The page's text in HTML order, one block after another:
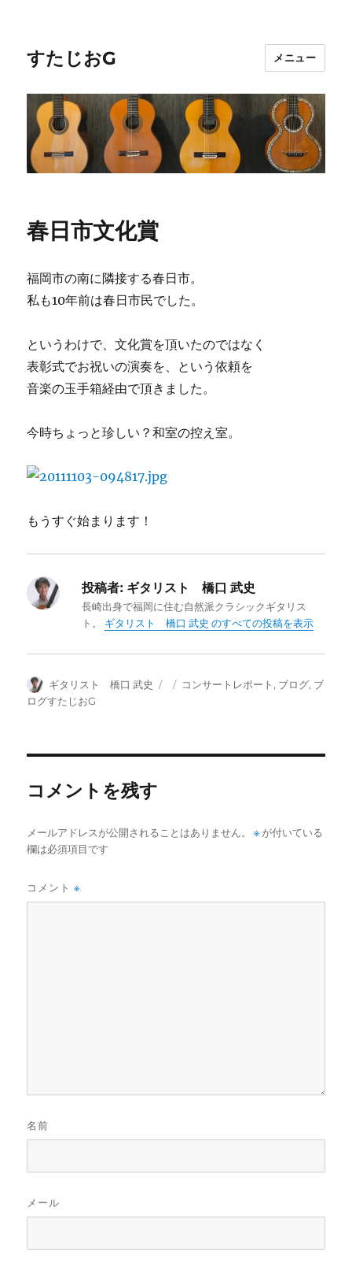
すたじおG メニュー
春日市文化賞
福岡市の南に隣接する春日市。
私も10年前は春日市民でした。
というわけで、文化賞を頂いたのではなく
表彰式でお祝いの演奏を、という依頼を
音楽の玉手箱経由で頂きました。
今時ちょっと珍しい？和室の控え室。
もうすぐ始まります！
投稿者: ギタリスト 橋口 武史
長崎出身で福岡に住む自然派クラシックギタリス
ト。 ギタリスト 橋口 武史 のすべての投稿を表示
投
稿
ギタリスト 橋口 武史
投 カ
コンサートレポート , ブログ, ブ
ログすたじおG
コメントを残す
メールアドレスが公開されることはありません。 ※ が付いている
欄は必須項目です
コメント※
名前
メール